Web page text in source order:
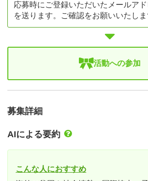
応募時にご登録いただいたメールア
を送ります。ご確認をお願いいたしま
活動への参加
募集詳細
AIによる要約
こんな人におすすめ